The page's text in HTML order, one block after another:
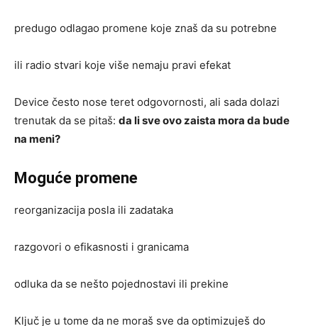
predugo odlagao promene koje znaš da su potrebne
ili radio stvari koje više nemaju pravi efekat
Device često nose teret odgovornosti, ali sada dolazi
trenutak da se pitaš: da li sve ovo zaista mora da bude
na meni?
Moguće promene
reorganizacija posla ili zadataka
razgovori o efikasnosti i granicama
odluka da se nešto pojednostavi ili prekine
Ključ je u tome da ne moraš sve da optimizuješ do